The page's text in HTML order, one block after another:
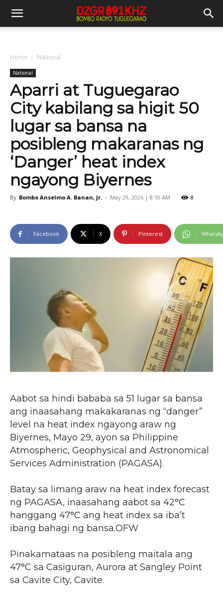
Home National
National
Aparri at Tuguegarao
City kabilang sa higit 50
lugar sa bansa na
posibleng makaranas ng
‘Danger’ heat index
ngayong Biyernes
By Bombo Anselmo A. Banan, Jr. - May 29, 2026 | 8:10 AM 8
Facebook X Pinterest
Aabot sa hindi bababa sa 51 lugar sa bansa
ang inaasahang makakaranas ng “danger”
level na heat index ngayong araw ng
Biyernes, Mayo 29, ayon sa Philippine
Atmospheric, Geophysical and Astronomical
Services Administration (PAGASA).
Batay sa limang araw na heat index forecast
ng PAGASA, inaasahang aabot sa 42°C
hanggang 47°C ang heat index sa iba’t
ibang bahagi ng bansa.OFW
Pinakamataas na posibleng maitala ang
47°C sa Casiguran, Aurora at Sangley Point
sa Cavite City, Cavite.